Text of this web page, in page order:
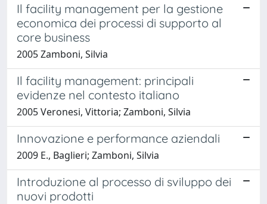
Il facility management per la gestione
economica dei processi di supporto al
core business
2005 Zamboni, Silvia
Il facility management: principali
evidenze nel contesto italiano
2005 Veronesi, Vittoria; Zamboni, Silvia
Innovazione e performance aziendali
2009 E., Baglieri; Zamboni, Silvia
Introduzione al processo di sviluppo dei
nuovi prodotti